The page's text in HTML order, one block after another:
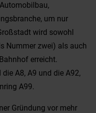
um nur
wird sowohl
Nummer zwei) als auch
erreicht.
A8, A9 und die A92,
A99.
Gründung vor mehr